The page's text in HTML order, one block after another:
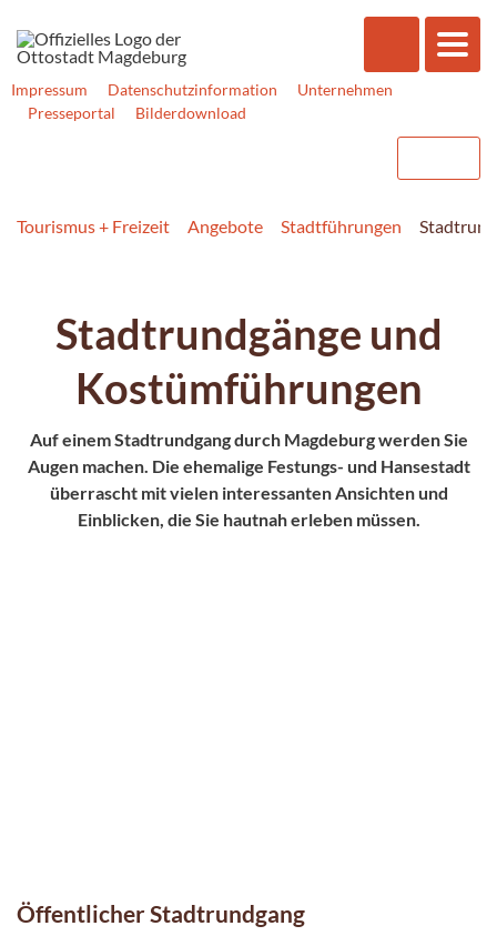
Impressum Datenschutzinformation
Unternehmen
Presseportal
Bilderdownload
Tourismus + Freizeit Angebote Stadtführungen
Stadtrundgänge und
Kostümführungen
Auf einem Stadtrundgang durch Magdeburg werden Sie
Augen machen. Die ehemalige Festungs- und Hansestadt
überrascht mit vielen interessanten Ansichten und
Einblicken, die Sie hautnah erleben müssen.
Öffentlicher Stadtrundgang